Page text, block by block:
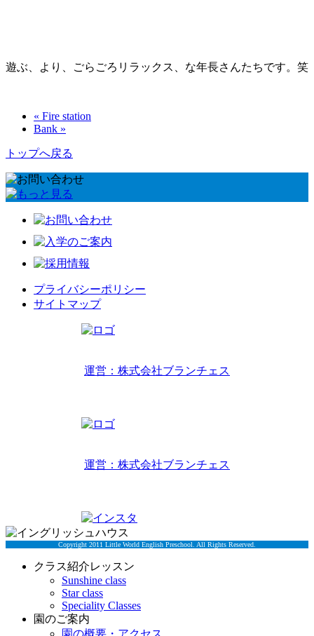
遊ぶ、より、ごらごろリラックス、な年長さんたちです。笑
« Fire station
Bank »
トップへ戻る
プライバシーポリシー
サイトマップ
運営：株式会社ブランチェス
運営：株式会社ブランチェス
Copyright 2011 Little World English Preschool. All Rights Reserved.
クラス紹介レッスン
Sunshine class
Star class
Speciality Classes
園のご案内
園の概要・アクセス